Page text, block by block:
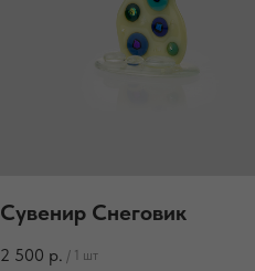
Сувенир Снеговик
2 500 р. / 1 шт